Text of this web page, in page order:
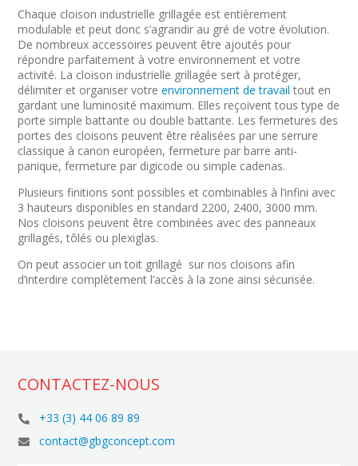
Chaque cloison industrielle grillagée est entièrement
modulable et peut donc s’agrandir au gré de votre évolution.
De nombreux accessoires peuvent être ajoutés pour
répondre parfaitement à votre environnement et votre
activité. La cloison industrielle grillagée sert à protéger,
délimiter et organiser votreenvironnement de travail tout en
gardant une luminosité maximum. Elles reçoivent tous type de
porte simple battante ou double battante. Les fermetures des
portes des cloisons peuvent être réalisées par une serrure
classique à canon européen, fermeture par barre anti-
panique, fermeture par digicode ou simple cadenas.
Plusieurs finitions sont possibles et combinables à l’infini avec
3 hauteurs disponibles en standard 2200, 2400, 3000 mm.
Nos cloisons peuvent être combinées avec des panneaux
grillagés, tôlés ou plexiglas.
On peut associer un toit grillagé sur nos cloisons afin
d’interdire complètement l’accès à la zone ainsi sécurisée.
CONTACTEZ-NOUS
 +33 (3) 44 06 89 89
 contact@gbgconcept.com